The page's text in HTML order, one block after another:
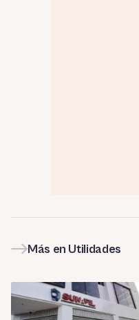
Más en Utilidades